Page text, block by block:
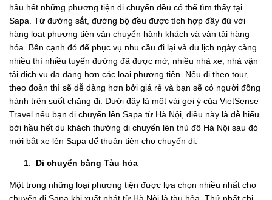
hầu hết những phương tiện di chuyển đều có thể tìm thấy tại
Sapa. Từ đường sắt, đường bộ đều được tích hợp đầy đủ với
hàng loạt phương tiện vận chuyển hành khách và vận tải hàng
hóa. Bên cạnh đó để phục vụ nhu cầu đi lại và du lịch ngày càng
nhiều thì nhiều tuyến đường đã được mở, nhiều nhà xe, nhà vận
tải dịch vụ đa dạng hơn các loại phương tiện. Nếu đi theo tour,
theo đoàn thì sẽ dễ dàng hơn bởi giá rẻ và bạn sẽ có người đồng
hành trên suốt chặng đi. Dưới đây là một vài gợi ý của VietSense
Travel nếu bạn di chuyển lên Sapa từ Hà Nội, điều này là dễ hiểu
bởi hầu hết du khách thường di chuyển lên thủ đô Hà Nội sau đó
mới bắt xe lên Sapa để thuận tiện cho chuyến đi:
Di chuyển bằng Tàu hỏa
Một trong những loại phương tiện được lựa chọn nhiều nhất cho